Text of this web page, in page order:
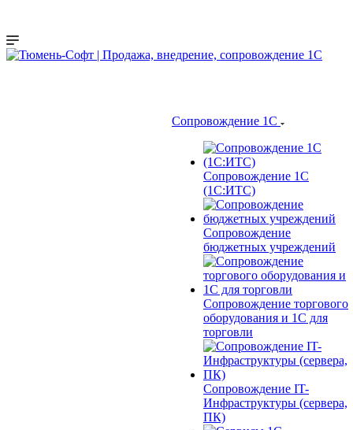
Сопровождение 1С
Сопровождение 1С
(1С:ИТС)
Сопровождение
бюджетных учреждений
Сопровождение торгового
оборудования и 1С для
торговли
Сопровождение IT-
Инфраструктуры (сервера,
ПК)